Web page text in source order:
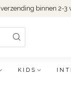
verzending binnen 2-3
KIDS